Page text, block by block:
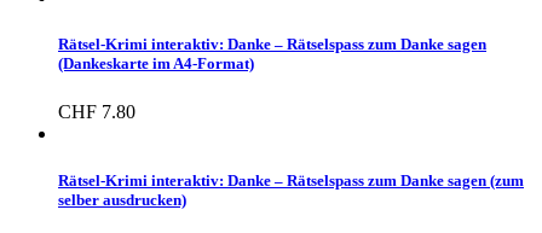
Rätsel-Krimi interaktiv: Danke – Rätselspass zum Danke sagen
(Dankeskarte im A4-Format)
CHF 7.80
Rätsel-Krimi interaktiv: Danke – Rätselspass zum Danke sagen (zum
selber ausdrucken)